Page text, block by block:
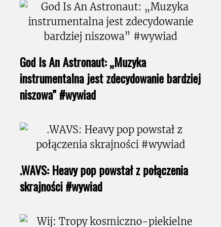
God Is An Astronaut: „Muzyka
instrumentalna jest zdecydowanie bardziej
niszowa” #wywiad
.WAVS: Heavy pop powstał z połączenia
skrajności #wywiad